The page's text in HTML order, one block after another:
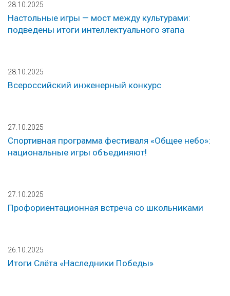
28.10.2025
Настольные игры — мост между культурами:
подведены итоги интеллектуального этапа
28.10.2025
Всероссийский инженерный конкурс
27.10.2025
Спортивная программа фестиваля «Общее небо»:
национальные игры объединяют!
27.10.2025
Профориентационная встреча со школьниками
26.10.2025
Итоги Слёта «Наследники Победы»